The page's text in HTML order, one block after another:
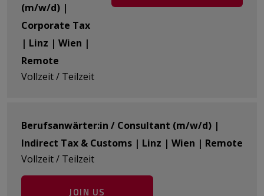
(m/w/d) |
Corporate Tax
| Linz | Wien |
Remote
Vollzeit / Teilzeit
Berufsanwärter:in / Consultant (m/w/d) |
Indirect Tax & Customs | Linz | Wien | Remote
Vollzeit / Teilzeit
JOIN US